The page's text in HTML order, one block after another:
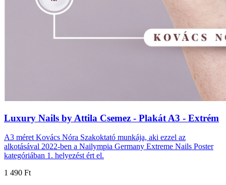
Luxury Nails by Attila Csemez - Plakát A3 - Extrém
A3 méret Kovács Nóra Szakoktató munkája, aki ezzel az
alkotásával 2022-ben a Nailympia Germany Extreme Nails Poster
kategóriában 1. helyezést ért el.
1 490 Ft